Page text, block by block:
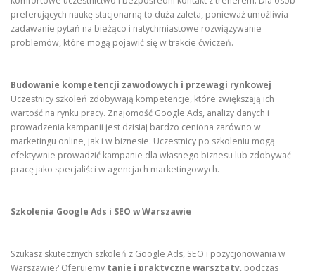
preferujących naukę stacjonarną to duża zaleta, ponieważ umożliwia
zadawanie pytań na bieżąco i natychmiastowe rozwiązywanie
problemów, które mogą pojawić się w trakcie ćwiczeń.
Budowanie kompetencji zawodowych i przewagi rynkowej
Uczestnicy szkoleń zdobywają kompetencje, które zwiększają ich
wartość na rynku pracy. Znajomość Google Ads, analizy danych i
prowadzenia kampanii jest dzisiaj bardzo ceniona zarówno w
marketingu online, jak i w biznesie. Uczestnicy po szkoleniu mogą
efektywnie prowadzić kampanie dla własnego biznesu lub zdobywać
pracę jako specjaliści w agencjach marketingowych.
Szkolenia Google Ads i SEO w Warszawie
Szukasz skutecznych szkoleń z Google Ads, SEO i pozycjonowania w
Warszawie? Oferujemy tanie i praktyczne warsztaty, podczas